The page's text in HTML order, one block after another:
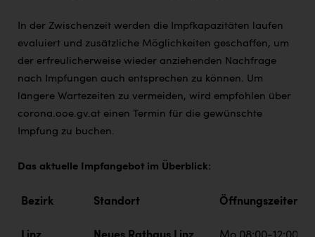
In der Zwischenzeit werden die Impfkapazitäten laufen
evaluiert und zusätzliche Möglichkeiten geschaffen, um
der erfreulicherweise wieder anziehenden Nachfrage
nach Impfungen auch entsprechen zu können. Um
längere Wartezeiten zu vermeiden, wird empfohlen über
corona.ooe.gv.at einen Termin für die gewünschte
Impfung zu buchen.
Das aktuelle Impfangebot im Überblick:
Bezirk Standort Öffnungszeiten